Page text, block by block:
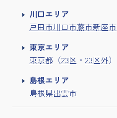
川口エリア
戸田市川口市蕨市新座市
東京エリア
東京都 （23区 ・ 23区外）
島根エリア
島根県出雲市